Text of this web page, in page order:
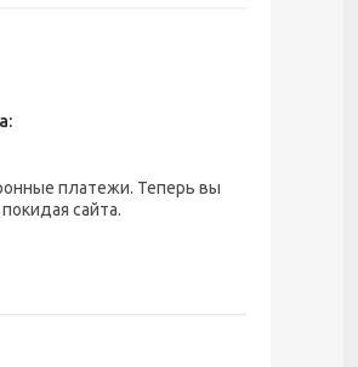
платежи. Теперь вы
сайта.